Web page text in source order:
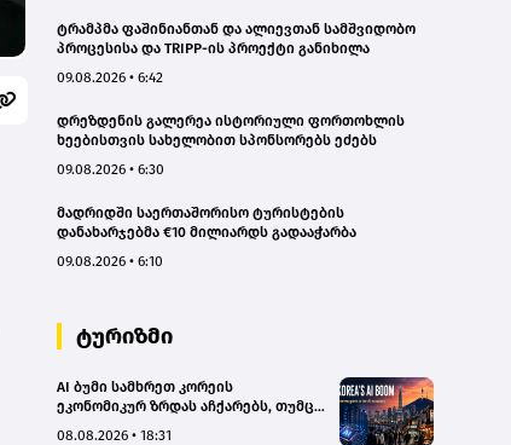
ტრამპმა ფაშინიანთან და ალიევთან სამშვიდობო
პროცესისა და TRIPP-ის პროექტი განიხილა
09.08.2026 • 6:42
დრეზდენის გალერეა ისტორიული ფორთოხლის
ხეებისთვის სახელობით სპონსორებს ეძებს
09.08.2026 • 6:30
მადრიდში საერთაშორისო ტურისტების
დანახარჯებმა €10 მილიარდს გადააჭარბა
09.08.2026 • 6:10
ტურიზმი
AI ბუმი სამხრეთ კორეის
ეკონომიკურ ზრდას აჩქარებს, თუმცა
08.08.2026 • 18:31